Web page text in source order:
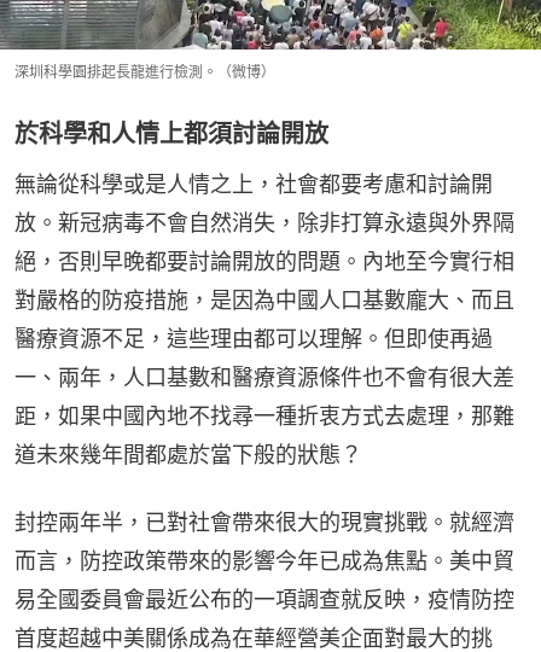
深圳科學園排起長龍進行檢測。（微博）
於科學和人情上都須討論開放
無論從科學或是人情之上，社會都要考慮和討論開
放。新冠病毒不會自然消失，除非打算永遠與外界隔
絕，否則早晚都要討論開放的問題。內地至今實行相
對嚴格的防疫措施，是因為中國人口基數龐大、而且
醫療資源不足，這些理由都可以理解。但即使再過
一、兩年，人口基數和醫療資源條件也不會有很大差
距，如果中國內地不找尋一種折衷方式去處理，那難
道未來幾年間都處於當下般的狀態？
封控兩年半，已對社會帶來很大的現實挑戰。就經濟
而言，防控政策帶來的影響今年已成為焦點。美中貿
易全國委員會最近公布的一項調查就反映，疫情防控
首度超越中美關係成為在華經營美企面對最大的挑